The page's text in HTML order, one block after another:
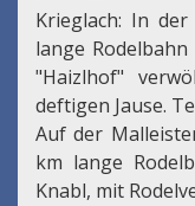
Krieglach: In
lange Rodelbahn
"Haizlhof"
deftigen Jause.
Auf der
km lange
Knabl, mit